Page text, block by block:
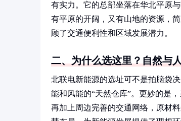
有实力。它的总部坐落在华北平原
有平原的开阔，又有山地的资源，
顾了交通便利性和区域发展潜力。
二、为什么选这里？自然与
北联电新能源的选址可不是拍脑袋
能和风能的“天然仓库”。更妙的是
再加上周边完善的交通网络，原材